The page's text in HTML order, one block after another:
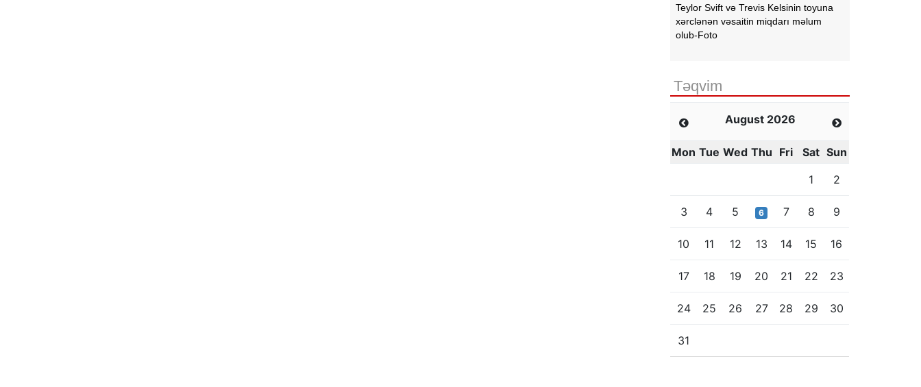
Teylor Svift və Trevis Kelsinin toyuna
xərclənən vəsaitin miqdarı məlum
olub-Foto
Təqvim
August 2026
Mon Tue Wed Thu Fri Sat Sun
1
2
3 4 5 6 7 8 9
10 11 12 13 14 15 16
17 18 19 20 21 22 23
24 25 26 27 28 29 30
31